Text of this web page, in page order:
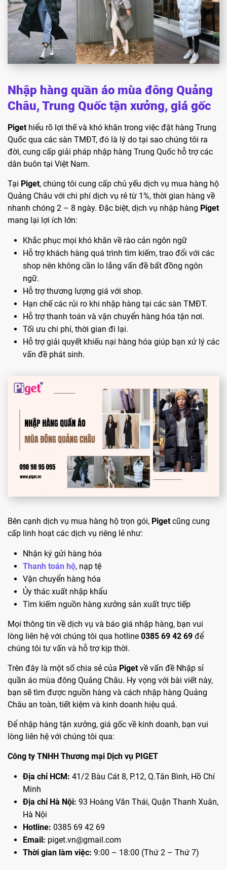
Nhập hàng quần áo mùa đông Quảng
Châu, Trung Quốc tận xưởng, giá gốc
Pigethiểu rõ lợi thế và khó khăn trong việc đặt hàng Trung
Quốc qua các sàn TMĐT, đó là lý do tại sao chúng tôi ra
đời, cung cấp giải pháp nhập hàng Trung Quốc hỗ trợ các
dân buôn tại Việt Nam.
Tại Piget, chúng tôi cung cấp chủ yếu dịch vụ mua hàng hộ
Quảng Châu với chi phí dịch vụ rẻ từ 1%, thời gian hàng về
nhanh chóng 2 – 8 ngày. Đặc biệt, dịch vụ nhập hàng Piget
mang lại lợi ích lớn:
Khắc phục mọi khó khăn về rào cản ngôn ngữ
Hỗ trợ khách hàng quá trình tìm kiếm, trao đổi với các
shop nên không cần lo lắng vấn đề bất đồng ngôn
ngữ.
Hỗ trợ thương lượng giá với shop.
Hạn chế các rủi ro khi nhập hàng tại các sàn TMĐT.
Hỗ trợ thanh toán và vận chuyển hàng hóa tận nơi.
Tối ưu chi phí, thời gian đi lại.
Hỗ trợ giải quyết khiếu nại hàng hóa giúp bạn xử lý các
vấn đề phát sinh.
Bên cạnh dịch vụ mua hàng hộ trọn gói, Pigetcũng cung
cấp linh hoạt các dịch vụ riêng lẻ như:
Nhận ký gửi hàng hóa
Thanh toán hộ, nạp tệ
Vận chuyển hàng hóa
Ủy thác xuất nhập khẩu
Tìm kiếm nguồn hàng xưởng sản xuất trực tiếp
Mọi thông tin về dịch vụ và báo giá nhập hàng, bạn vui
lòng liên hệ với chúng tôi qua hotline 0385 69 42 69 để
chúng tôi tư vấn và hỗ trợ kịp thời.
Trên đây là một số chia sẻ của Pigetvề vấn đề Nhập sỉ
quần áo mùa đông Quảng Châu. Hy vọng với bài viết này,
bạn sẽ tìm được nguồn hàng và cách nhập hàng Quảng
Châu an toàn, tiết kiệm và kinh doanh hiệu quả.
Để nhập hàng tận xưởng, giá gốc về kinh doanh, bạn vui
lòng liên hệ với chúng tôi qua:
Công ty TNHH Thương mại Dịch vụ PIGET
Địa chỉ HCM: 41/2 Bàu Cát 8, P.12, Q.Tân Bình, Hồ Chí
Minh
Địa chỉ Hà Nội: 93 Hoàng Văn Thái, Quận Thanh Xuân,
Hà Nội
Hotline: 0385 69 42 69
Email: piget.vn@gmail.com
Thời gian làm việc: 9:00 – 18:00 (Thứ 2 – Thứ 7)